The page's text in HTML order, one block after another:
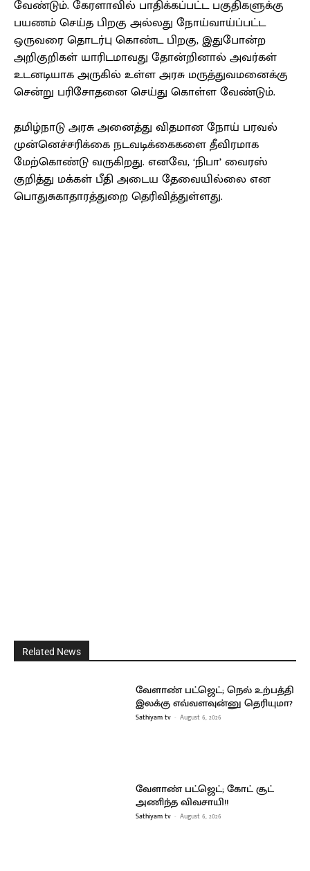
வேண்டும். கேரளாவில் பாதிக்கப்பட்ட பகுதிகளுக்கு
பயணம் செய்த பிறகு அல்லது நோய்வாய்ப்பட்ட
ஒருவரை தொடர்பு கொண்ட பிறகு, இதுபோன்ற
அறிகுறிகள் யாரிடமாவது தோன்றினால் அவர்கள்
உடனடியாக அருகில் உள்ள அரசு மருத்துவமனைக்கு
சென்று பரிசோதனை செய்து கொள்ள வேண்டும்.
தமிழ்நாடு அரசு அனைத்து விதமான நோய் பரவல்
முன்னெச்சரிக்கை நடவடிக்கைகளை தீவிரமாக
மேற்கொண்டு வருகிறது. எனவே, ‘நிபா’ வைரஸ்
குறித்து மக்கள் பீதி அடைய தேவையில்லை என
பொதுசுகாதாரத்துறை தெரிவித்துள்ளது.
Related News
வேளாண் பட்ஜெட்; நெல் உற்பத்தி
இலக்கு எவ்வளவுன்னு தெரியுமா?
Sathiyam tv - August 6, 2026
வேளாண் பட்ஜெட்; கோட் சூட்
அணிந்த விவசாயி!!
Sathiyam tv - August 6, 2026